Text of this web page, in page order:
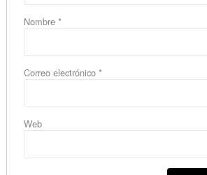
Nombre *
Correo electrónico *
Web